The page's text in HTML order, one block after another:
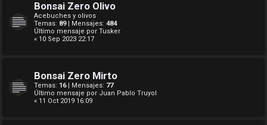
Bonsai Zero Olivo
Acebuches y olivos
Temas: 89| Mensajes: 484
Último mensaje por Tusker
« 10 Sep 2023 22:17
Bonsai Zero Mirto
Temas: 16| Mensajes: 77
Último mensaje por Juan Pablo Truyol
« 11 Oct 2019 16:09